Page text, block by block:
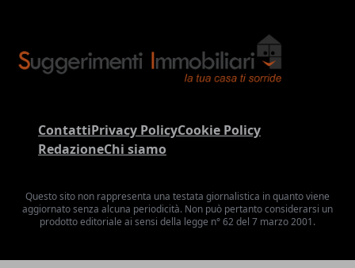
ContattiPrivacy PolicyCookie Policy
RedazioneChi siamo
Questo sito non rappresenta una testata giornalistica in quanto viene
aggiornato senza alcuna periodicità. Non può pertanto considerarsi un
prodotto editoriale ai sensi della legge n° 62 del 7 marzo 2001.